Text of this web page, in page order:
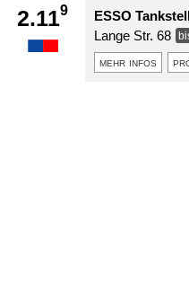
2.119
ESSO
Lange Str. 68
mehr infos